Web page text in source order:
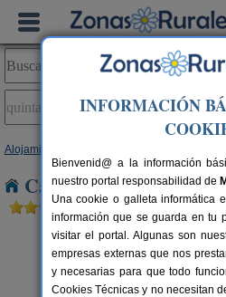
Alojamientos
Casas Rurales en
INFORMACIÓN
Bienvenid@ a la información
nuestro portal responsabilidad de
Una cookie o galleta informática
información que se guarda en tu
visitar el portal. Algunas son
empresas externas que nos
y necesarias para que todo
Cookies Técnicas y no necesitan